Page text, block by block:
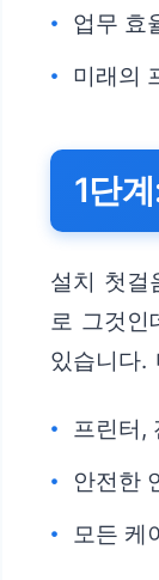
업무 효
미래의
1단
설치 첫걸
로 그것인
있습니다.
프린터,
안전한
모든 케